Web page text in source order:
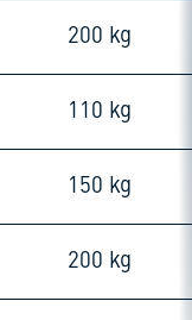
200 kg
110 kg
150 kg
200 kg